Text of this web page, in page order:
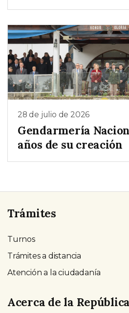
28 de julio de 2026
Gendarmería
años de su creación
Trámites
Turnos
Trámites a distancia
Atención a la ciudadanía
Acerca de la